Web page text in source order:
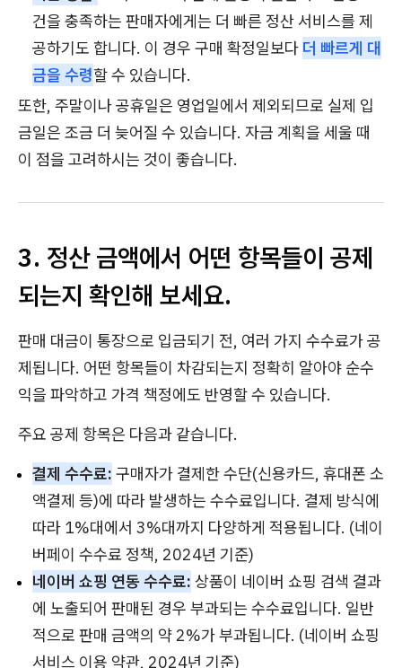
건을 충족하는 판매자에게는 더 빠른 정산 서비스를 제
공하기도 합니다. 이 경우 구매 확정일보다 더 빠르게 대
금을 수령할 수 있습니다.
또한, 주말이나 공휴일은 영업일에서 제외되므로 실제 입
금일은 조금 더 늦어질 수 있습니다. 자금 계획을 세울 때
이 점을 고려하시는 것이 좋습니다.
3. 정산 금액에서 어떤 항목들이 공제
되는지 확인해 보세요.
판매 대금이 통장으로 입금되기 전, 여러 가지 수수료가 공
제됩니다. 어떤 항목들이 차감되는지 정확히 알아야 순수
익을 파악하고 가격 책정에도 반영할 수 있습니다.
주요 공제 항목은 다음과 같습니다.
결제 수수료: 구매자가 결제한 수단(신용카드, 휴대폰 소
액결제 등)에 따라 발생하는 수수료입니다. 결제 방식에
따라 1%대에서 3%대까지 다양하게 적용됩니다. (네이
버페이 수수료 정책, 2024년 기준)
네이버 쇼핑 연동 수수료: 상품이 네이버 쇼핑 검색 결과
에 노출되어 판매된 경우 부과되는 수수료입니다. 일반
적으로 판매 금액의 약 2%가 부과됩니다. (네이버 쇼핑
서비스 이용 약관, 2024년 기준)